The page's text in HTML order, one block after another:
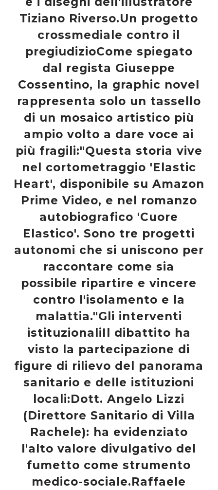
Tiziano Riverso.Un progetto
crossmediale contro il
pregiudizioCome spiegato
dal regista Giuseppe
Cossentino, la graphic novel
rappresenta solo un tassello
di un mosaico artistico più
ampio volto a dare voce ai
più fragili:"Questa storia vive
nel cortometraggio 'Elastic
Heart', disponibile su Amazon
Prime Video, e nel romanzo
autobiografico 'Cuore
Elastico'. Sono tre progetti
autonomi che si uniscono per
raccontare come sia
possibile ripartire e vincere
contro l'isolamento e la
malattia."Gli interventi
istituzionaliIl dibattito ha
visto la partecipazione di
figure di rilievo del panorama
sanitario e delle istituzioni
locali:Dott. Angelo Lizzi
(Direttore Sanitario di Villa
Rachele): ha evidenziato
l'alto valore divulgativo del
fumetto come strumento
medico-sociale.Raffaele